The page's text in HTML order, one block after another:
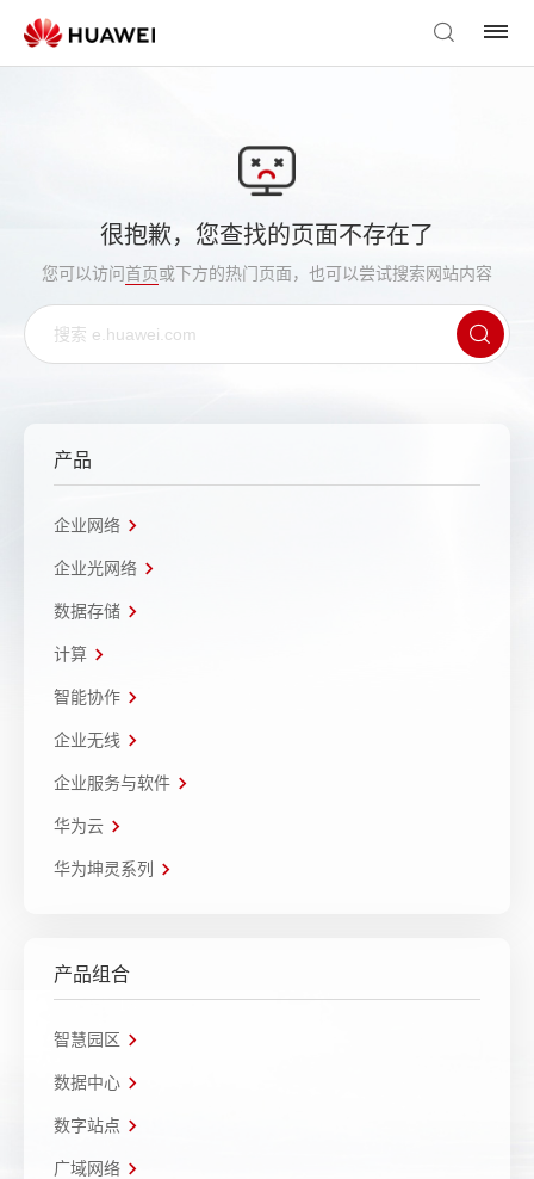
很抱歉，您查找的页面不存在了
您可以访问首页或下方的热门页面，也可以尝试搜索网站内容
产品
企业网络
企业光网络
数据存储
计算
智能协作
企业无线
企业服务与软件
华为云
华为坤灵系列
产品组合
智慧园区
数据中心
数字站点
广域网络